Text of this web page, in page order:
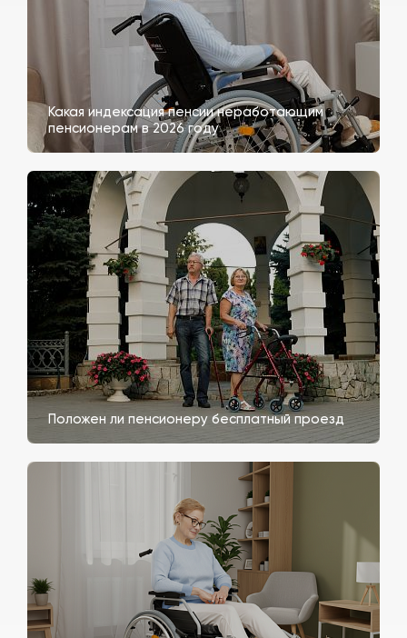
Какая индексация пенсии неработающим
пенсионерам в 2026 году
Положен ли пенсионеру бесплатный проезд